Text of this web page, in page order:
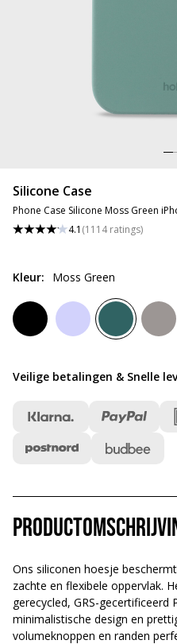
Silicone Case
Phone Case Silicone Moss Green
4.1 (1114 ratings)
Kleur: Moss Green
Veilige betalingen & Snelle
Ons siliconen hoesje
zachte en flexibele oppervlak.
gerecycled, GRS-gecertificeerd
minimalistische design en
volumeknoppen en randen